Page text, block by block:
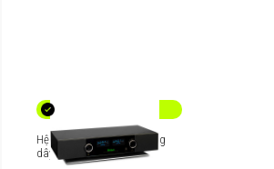
Hệ thống nghe nhạc không
dây McIntosh RS250